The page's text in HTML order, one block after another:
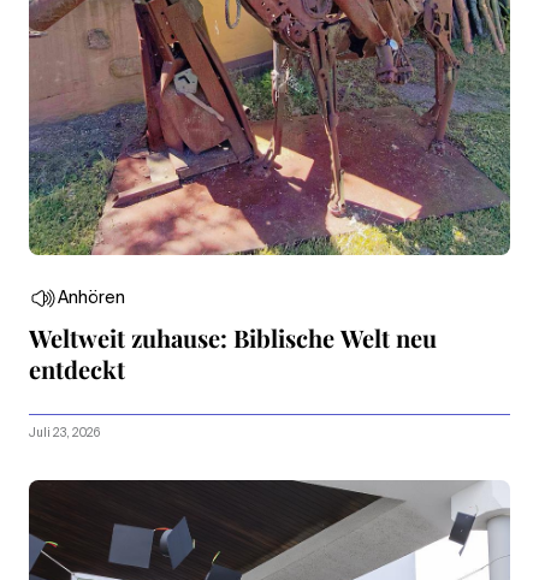
Anhören
Weltweit zuhause: Biblische Welt neu
entdeckt
Juli 23, 2026